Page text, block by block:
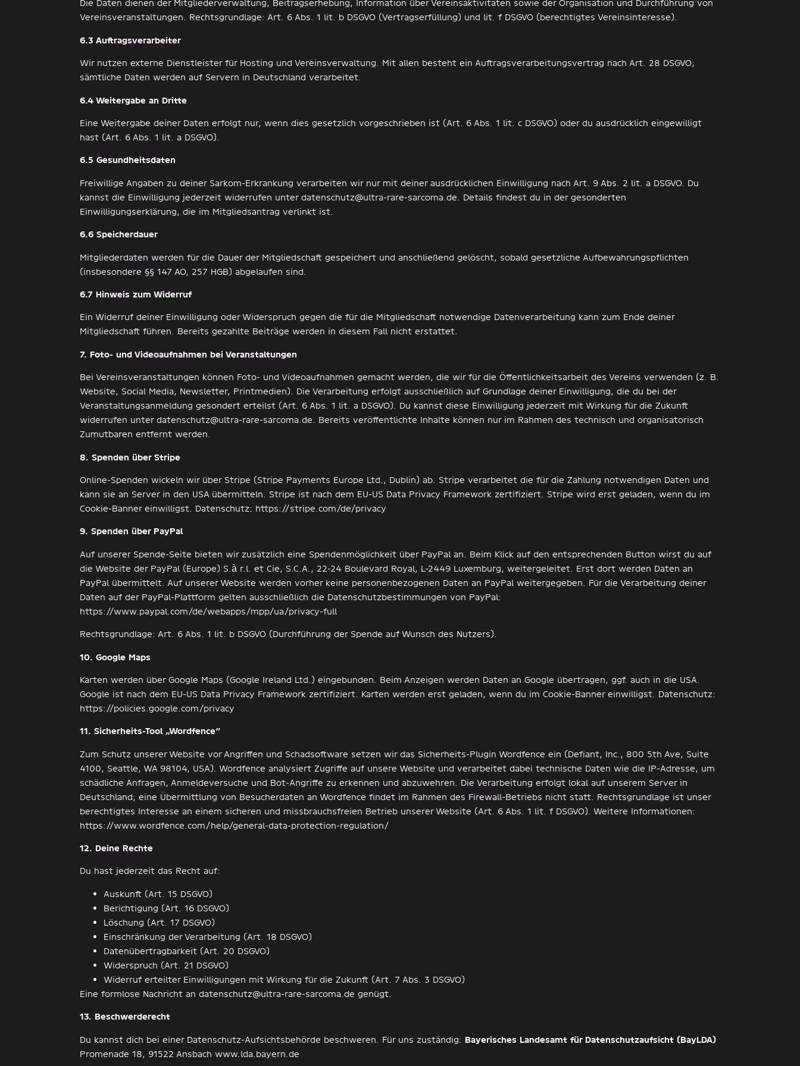
Die Daten dienen der Mitgliederverwaltung, Beitragserhebung, Information über Vereinsaktivitäten sowie der Organisation und Durchführung von
Vereinsveranstaltungen. Rechtsgrundlage: Art. 6 Abs. 1 lit. b DSGVO (Vertragserfüllung) und lit. f DSGVO (berechtigtes Vereinsinteresse).
6.3 Auftragsverarbeiter
Wir nutzen externe Dienstleister für Hosting und Vereinsverwaltung. Mit allen besteht ein Auftragsverarbeitungsvertrag nach Art. 28 DSGVO;
sämtliche Daten werden auf Servern in Deutschland verarbeitet.
6.4 Weitergabe an Dritte
Eine Weitergabe deiner Daten erfolgt nur, wenn dies gesetzlich vorgeschrieben ist (Art. 6 Abs. 1 lit. c DSGVO) oder du ausdrücklich eingewilligt
hast (Art. 6 Abs. 1 lit. a DSGVO).
6.5 Gesundheitsdaten
Freiwillige Angaben zu deiner Sarkom-Erkrankung verarbeiten wir nur mit deiner ausdrücklichen Einwilligung nach Art. 9 Abs. 2 lit. a DSGVO. Du
kannst die Einwilligung jederzeit widerrufen unter datenschutz@ultra-rare-sarcoma.de. Details findest du in der gesonderten
Einwilligungserklärung, die im Mitgliedsantrag verlinkt ist.
6.6 Speicherdauer
Mitgliederdaten werden für die Dauer der Mitgliedschaft gespeichert und anschließend gelöscht, sobald gesetzliche Aufbewahrungspflichten
(insbesondere §§ 147 AO, 257 HGB) abgelaufen sind.
6.7 Hinweis zum Widerruf
Ein Widerruf deiner Einwilligung oder Widerspruch gegen die für die Mitgliedschaft notwendige Datenverarbeitung kann zum Ende deiner
Mitgliedschaft führen. Bereits gezahlte Beiträge werden in diesem Fall nicht erstattet.
7. Foto- und Videoaufnahmen bei Veranstaltungen
Bei Vereinsveranstaltungen können Foto- und Videoaufnahmen gemacht werden, die wir für die Öffentlichkeitsarbeit des Vereins verwenden (z. B.
Website, Social Media, Newsletter, Printmedien). Die Verarbeitung erfolgt ausschließlich auf Grundlage deiner Einwilligung, die du bei der
Veranstaltungsanmeldung gesondert erteilst (Art. 6 Abs. 1 lit. a DSGVO). Du kannst diese Einwilligung jederzeit mit Wirkung für die Zukunft
widerrufen unter datenschutz@ultra-rare-sarcoma.de. Bereits veröffentlichte Inhalte können nur im Rahmen des technisch und organisatorisch
Zumutbaren entfernt werden.
8. Spenden über Stripe
Online-Spenden wickeln wir über Stripe (Stripe Payments Europe Ltd., Dublin) ab. Stripe verarbeitet die für die Zahlung notwendigen Daten und
kann sie an Server in den USA übermitteln. Stripe ist nach dem EU-US Data Privacy Framework zertifiziert. Stripe wird erst geladen, wenn du im
Cookie-Banner einwilligst. Datenschutz: https://stripe.com/de/privacy
9. Spenden über PayPal
Auf unserer Spende-Seite bieten wir zusätzlich eine Spendenmöglichkeit über PayPal an. Beim Klick auf den entsprechenden Button wirst du auf
die Website der PayPal (Europe) S.à r.l. et Cie, S.C.A., 22-24 Boulevard Royal, L-2449 Luxemburg, weitergeleitet. Erst dort werden Daten an
PayPal übermittelt. Auf unserer Website werden vorher keine personenbezogenen Daten an PayPal weitergegeben. Für die Verarbeitung deiner
Daten auf der PayPal-Plattform gelten ausschließlich die Datenschutzbestimmungen von PayPal:
https://www.paypal.com/de/webapps/mpp/ua/privacy-full
Rechtsgrundlage: Art. 6 Abs. 1 lit. b DSGVO (Durchführung der Spende auf Wunsch des Nutzers).
10. Google Maps
Karten werden über Google Maps (Google Ireland Ltd.) eingebunden. Beim Anzeigen werden Daten an Google übertragen, ggf. auch in die USA.
Google ist nach dem EU-US Data Privacy Framework zertifiziert. Karten werden erst geladen, wenn du im Cookie-Banner einwilligst. Datenschutz:
https://policies.google.com/privacy
11. Sicherheits-Tool „Wordfence“
Zum Schutz unserer Website vor Angriffen und Schadsoftware setzen wir das Sicherheits-Plugin Wordfence ein (Defiant, Inc., 800 5th Ave, Suite
4100, Seattle, WA 98104, USA). Wordfence analysiert Zugriffe auf unsere Website und verarbeitet dabei technische Daten wie die IP-Adresse, um
schädliche Anfragen, Anmeldeversuche und Bot-Angriffe zu erkennen und abzuwehren. Die Verarbeitung erfolgt lokal auf unserem Server in
Deutschland; eine Übermittlung von Besucherdaten an Wordfence findet im Rahmen des Firewall-Betriebs nicht statt. Rechtsgrundlage ist unser
berechtigtes Interesse an einem sicheren und missbrauchsfreien Betrieb unserer Website (Art. 6 Abs. 1 lit. f DSGVO). Weitere Informationen:
https://www.wordfence.com/help/general-data-protection-regulation/
12. Deine Rechte
Du hast jederzeit das Recht auf:
Auskunft (Art. 15 DSGVO)
Berichtigung (Art. 16 DSGVO)
Löschung (Art. 17 DSGVO)
Einschränkung der Verarbeitung (Art. 18 DSGVO)
Datenübertragbarkeit (Art. 20 DSGVO)
Widerspruch (Art. 21 DSGVO)
Widerruf erteilter Einwilligungen mit Wirkung für die Zukunft (Art. 7 Abs. 3 DSGVO)
Eine formlose Nachricht an datenschutz@ultra-rare-sarcoma.de genügt.
13. Beschwerderecht
Du kannst dich bei einer Datenschutz-Aufsichtsbehörde beschweren. Für uns zuständig: Bayerisches Landesamt für Datenschutzaufsicht (BayLDA)
Promenade 18, 91522 Ansbach www.lda.bayern.de